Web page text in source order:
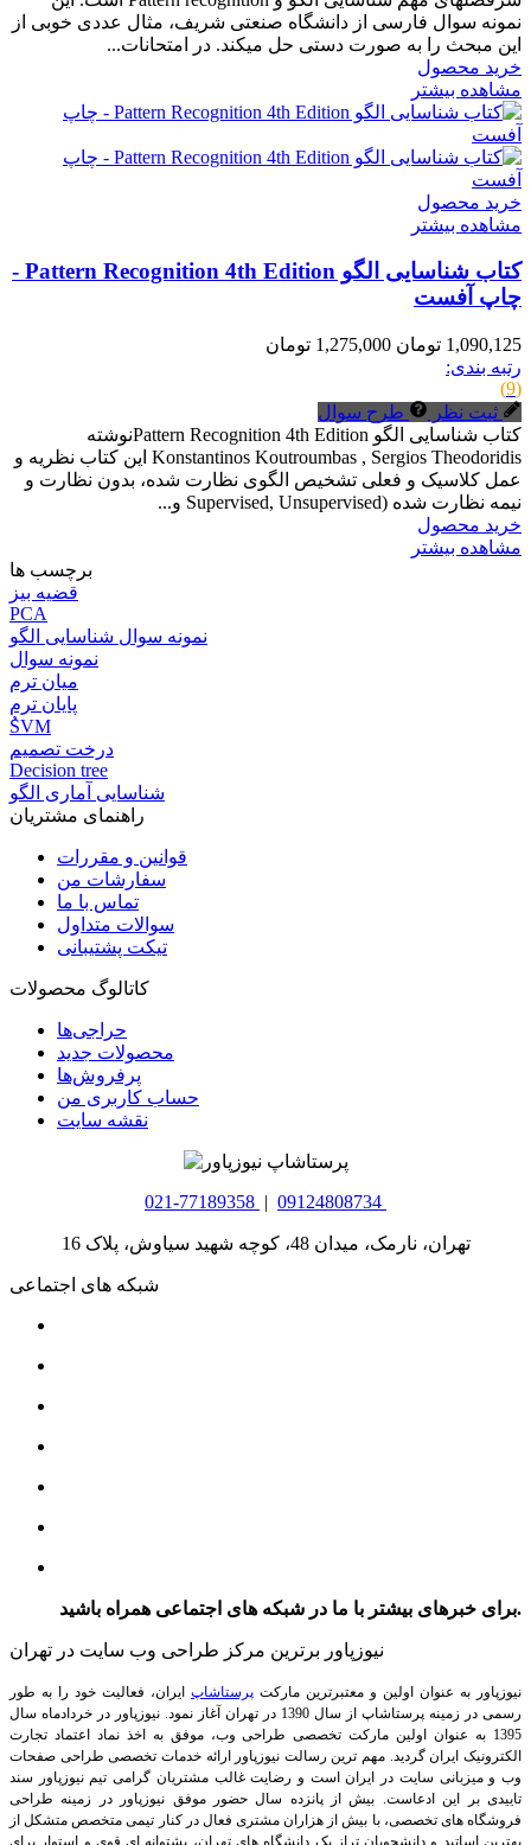
نمونه سوال فارسی از دانشگاه صنعتی شریف، مثال عددی خوبی از
این مبحث را به صورت دستی حل میکند. در امتحانات...
خرید محصول
مشاهده بیشتر
خرید محصول
مشاهده بیشتر
کتاب شناسایی الگو Pattern Recognition 4th Edition -
چاپ آفست
1,090,125 تومان
1,275,000 تومان
رتبه بندی:
(9)
ثبت نظر
طرح سوال
کتاب شناسایی الگو Pattern Recognition 4th Editionنوشته
Konstantinos Koutroumbas , Sergios Theodoridis این کتاب نظریه و
عمل کلاسیک و فعلی تشخیص الگوی نظارت شده، بدون نظارت و
نیمه نظارت شده (Supervised, Unsupervised و...
خرید محصول
مشاهده بیشتر
برچسب ها
قضیه بیز
PCA
نمونه سوال شناسایی الگو
نمونه سوال
میان ترم
پایان ترم
ُSVM
درخت تصمیم
Decision tree
شناسایی آماری الگو
راهنمای مشتریان
قوانین و مقررات
سفارشات من
تماس با ما
سوالات متداول
تیکت پشتیبانی
کاتالوگ محصولات
حراجی‌ها
محصولات جدید
پرفروش‌ها
حساب کاربری من
نقشه سایت
021-77189358 | 09124808734
تهران، نارمک، میدان 48، کوچه شهید سیاوش، پلاک 16
شبکه های اجتماعی
برای خبرهای بیشتر با ما در شبکه های اجتماعی همراه باشید.
نیوزپاور برترین مرکز طراحی وب سایت در تهران
نیوزپاور به عنوان اولین و معتبرترین مارکت پرستاشاپ ایران، فعالیت خود را به طور
رسمی در زمینه پرستاشاپ از سال 1390 در تهران آغاز نمود. نیوزپاور در خردادماه سال
1395 به عنوان اولین مارکت تخصصی طراحی وب، موفق به اخذ نماد اعتماد تجارت
الکترونیک ایران گردید. مهم ترین رسالت نیوزپاور ارائه خدمات تخصصی طراحی صفحات
وب و میزبانی سایت در ایران است و رضایت غالب مشتریان گرامی تیم نیوزپاور سند
تاییدی بر این ادعاست. بیش از پانزده سال حضور موفق نیوزپاور در زمینه طراحی
فروشگاه های تخصصی، با بیش از هزاران مشتری فعال در کنار تیمی متخصص متشکل از
بهترین اساتید و دانشجویان تراز یک دانشگاه های تهران، پشتوانه ای قوی و استوار برای